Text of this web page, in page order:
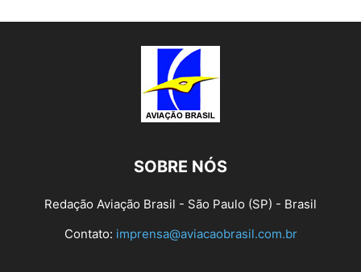
SOBRE NÓS
Redação Aviação Brasil - São Paulo (SP) - Brasil
Contato: imprensa@aviacaobrasil.com.br